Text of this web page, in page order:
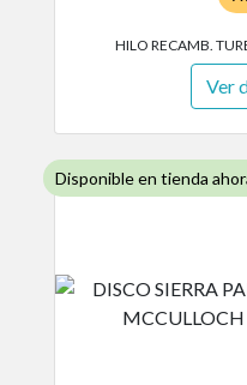
HILO RECAMB.
Ver
Disponible en tienda